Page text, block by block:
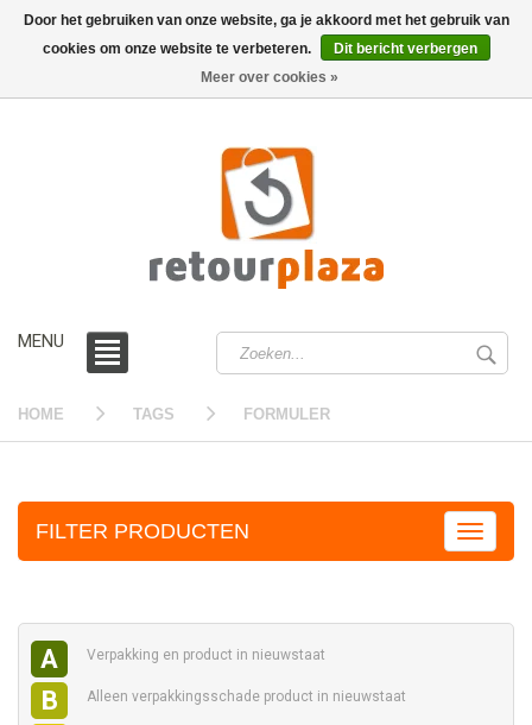
MENU
HOME TAGS FORMULER
FILTER PRODUCTEN
A Verpakking en product in nieuwstaat
B Alleen verpakkingsschade product in nieuwstaat
Door het gebruiken van onze website, ga je akkoord met het gebruik van
cookies om onze website te verbeteren.
Dit bericht verbergen
Meer over cookies »